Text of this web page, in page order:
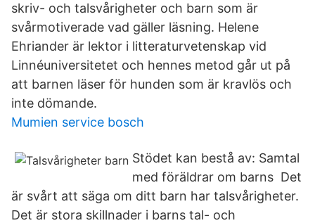
skriv- och talsvårigheter och barn som är
svårmotiverade vad gäller läsning. Helene
Ehriander är lektor i litteraturvetenskap vid
Linnéuniversitetet och hennes metod går ut på
att barnen läser för hunden som är kravlös och
inte dömande.
Mumien service bosch
Stödet kan bestå av: Samtal
med föräldrar om barns Det
är svårt att säga om ditt barn har talsvårigheter.
Det är stora skillnader i barns tal- och